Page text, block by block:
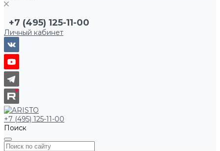
+7 (495) 125-11-00
Личный кабинет
+7 (495) 125-11-00
Поиск